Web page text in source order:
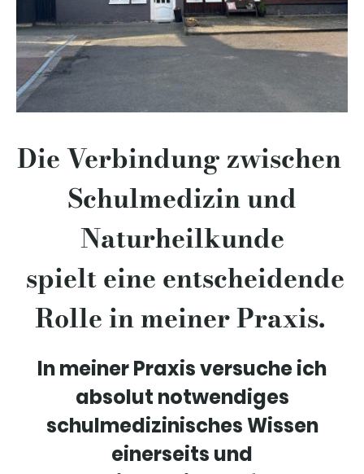
Die Verbindung zwischen
Schulmedizin und
Naturheilkunde
spielt eine entscheidende
Rolle in meiner Praxis.
In meiner Praxis versuche ich
absolut notwendiges
schulmedizinisches Wissen
einerseits und